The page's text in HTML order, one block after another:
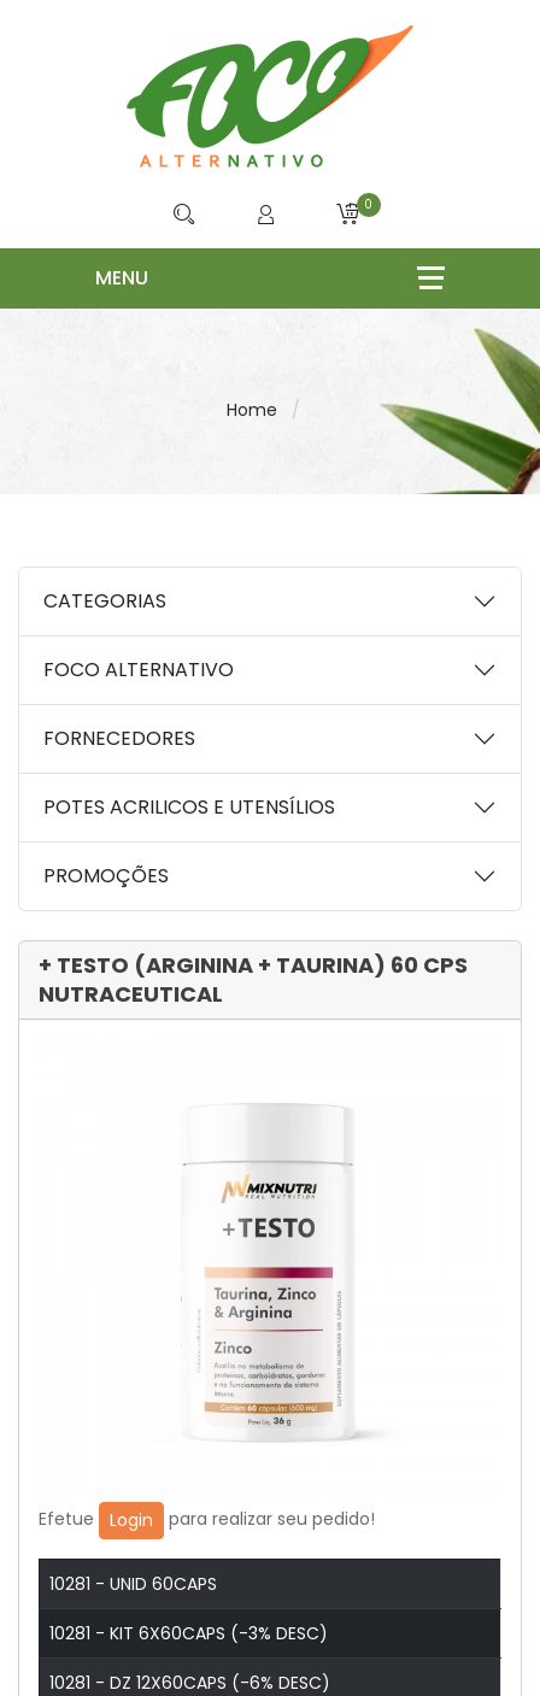
0
Home
CATEGORIAS
FOCO ALTERNATIVO
FORNECEDORES
POTES ACRILICOS E UTENSÍLIOS
PROMOÇÕES
+ TESTO (ARGININA + TAURINA) 60 CPS
NUTRACEUTICAL
Efetue Login para realizar seu pedido!
10281 - UNID 60CAPS
10281 - KIT 6X60CAPS (-3% DESC)
10281 - DZ 12X60CAPS (-6% DESC)